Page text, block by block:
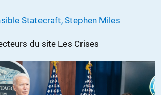
Statecraft, Stephen Miles
du site Les Crises